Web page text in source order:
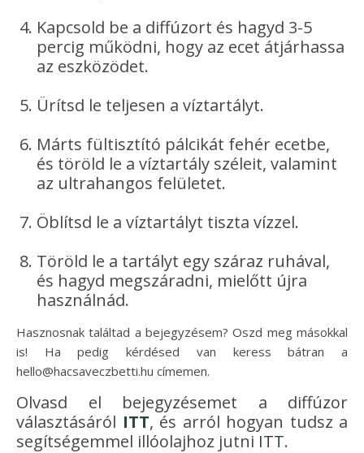
Kapcsold be a diffúzort és hagyd 3-5
percig működni, hogy az ecet átjárhassa
az eszközödet.
Ürítsd le teljesen a víztartályt.
Márts fültisztító pálcikát fehér ecetbe,
és töröld le a víztartály széleit, valamint
az ultrahangos felületet.
Öblítsd le a víztartályt tiszta vízzel.
Töröld le a tartályt egy száraz ruhával,
és hagyd megszáradni, mielőtt újra
használnád.
Hasznosnak találtad a bejegyzésem? Oszd meg másokkal
is! Ha pedig kérdésed van keress bátran a
hello@hacsaveczbetti.hu címemen.
Olvasd el bejegyzésemet a diffúzor
választásáról ITT, és arról hogyan tudsz a
segítségemmel illóolajhoz jutni ITT.